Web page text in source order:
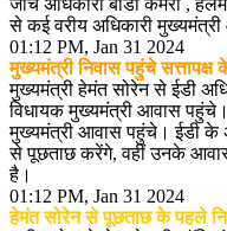
से कई वरीय अधिकारी
01:12 PM, Jan 31 2024
मुख्यमंत्री निवास पहुंचे सत्तापक्ष
मुख्यमंत्री हेमंत सोरेन से ईडी
विधायक मुख्यमंत्री आवास
मुख्यमंत्री आवास पहुंचे। ईडी के
से पूछताछ करेंगे, वहीं उनके आवास
है।
01:12 PM, Jan 31 2024
हेमंत सोरेन से पूछताछ के पहले